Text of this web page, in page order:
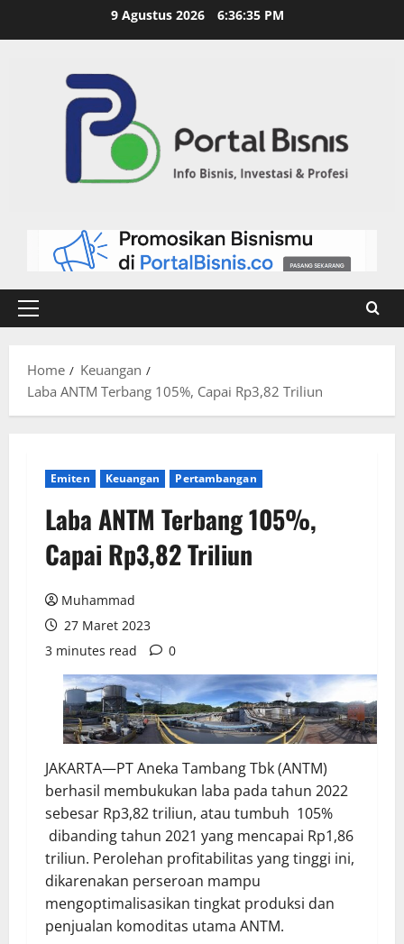
9 Agustus 2026 6:36:36 PM
Home
Keuangan
Laba ANTM Terbang 105%, Capai Rp3,82 Triliun
Emiten Keuangan Pertambangan
Laba ANTM Terbang 105%,
Capai Rp3,82 Triliun
Muhammad
27 Maret 2023
3 minutes read
0
JAKARTA—PT Aneka Tambang Tbk (ANTM)
berhasil membukukan laba pada tahun 2022
sebesar Rp3,82 triliun, atau tumbuh 105%
dibanding tahun 2021 yang mencapai Rp1,86
triliun. Perolehan profitabilitas yang tinggi ini,
dikarenakan perseroan mampu
mengoptimalisasikan tingkat produksi dan
penjualan komoditas utama ANTM.